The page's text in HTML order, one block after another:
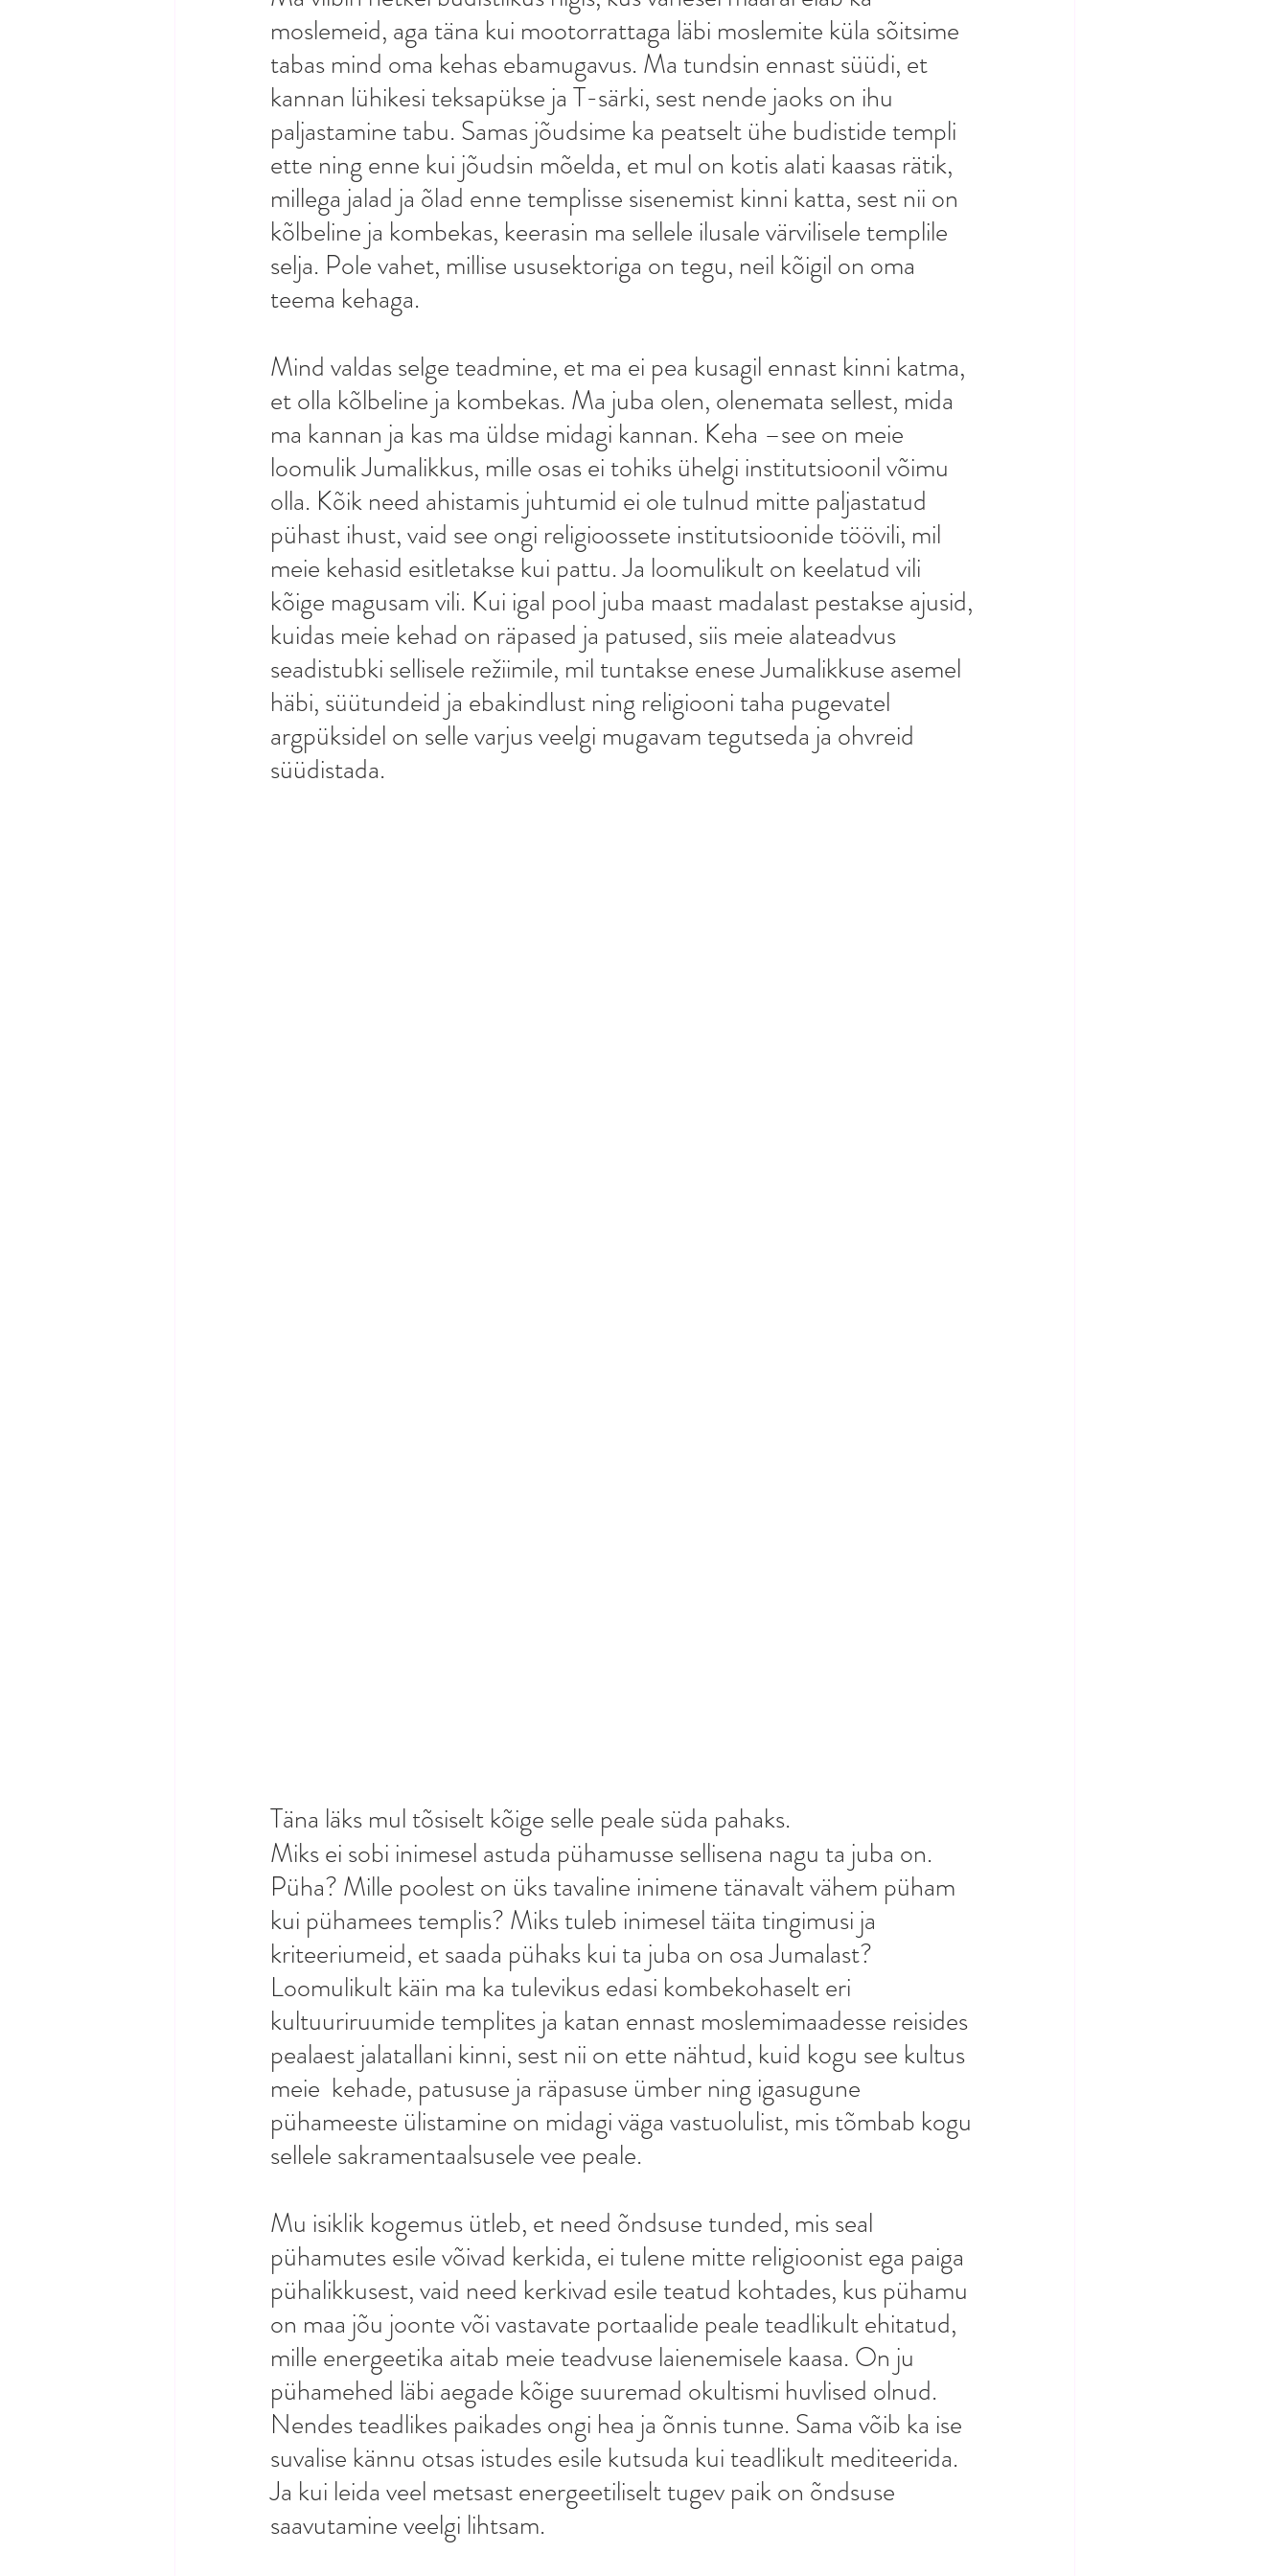
moslemeid, aga täna kui mootorrattaga läbi moslemite küla sõitsime
tabas mind oma kehas ebamugavus. Ma tundsin ennast süüdi, et
kannan lühikesi teksapükse ja T-särki, sest nende jaoks on ihu
paljastamine tabu. Samas jõudsime ka peatselt ühe budistide templi
ette ning enne kui jõudsin mõelda, et mul on kotis alati kaasas rätik,
millega jalad ja õlad enne templisse sisenemist kinni katta, sest nii on
kõlbeline ja kombekas, keerasin ma sellele ilusale värvilisele templile
selja. Pole vahet, millise ususektoriga on tegu, neil kõigil on oma
teema kehaga.
Mind valdas selge teadmine, et ma ei pea kusagil ennast kinni katma,
et olla kõlbeline ja kombekas. Ma juba olen, olenemata sellest, mida
ma kannan ja kas ma üldse midagi kannan. Keha –see on meie
loomulik Jumalikkus, mille osas ei tohiks ühelgi institutsioonil võimu
olla. Kõik need ahistamis juhtumid ei ole tulnud mitte paljastatud
pühast ihust, vaid see ongi religioossete institutsioonide töövili, mil
meie kehasid esitletakse kui pattu. Ja loomulikult on keelatud vili
kõige magusam vili. Kui igal pool juba maast madalast pestakse ajusid,
kuidas meie kehad on räpased ja patused, siis meie alateadvus
seadistubki sellisele režiimile, mil tuntakse enese Jumalikkuse asemel
häbi, süütundeid ja ebakindlust ning religiooni taha pugevatel
argpüksidel on selle varjus veelgi mugavam tegutseda ja ohvreid
süüdistada.
Täna läks mul tõsiselt kõige selle peale süda pahaks.
Miks ei sobi inimesel astuda pühamusse sellisena nagu ta juba on.
Püha? Mille poolest on üks tavaline inimene tänavalt vähem püham
kui pühamees templis? Miks tuleb inimesel täita tingimusi ja
kriteeriumeid, et saada pühaks kui ta juba on osa Jumalast?
Loomulikult käin ma ka tulevikus edasi kombekohaselt eri
kultuuriruumide templites ja katan ennast moslemimaadesse reisides
pealaest jalatallani kinni, sest nii on ette nähtud, kuid kogu see kultus
meie  kehade, patususe ja räpasuse ümber ning igasugune
pühameeste ülistamine on midagi väga vastuolulist, mis tõmbab kogu
sellele sakramentaalsusele vee peale.
Mu isiklik kogemus ütleb, et need õndsuse tunded, mis seal
pühamutes esile võivad kerkida, ei tulene mitte religioonist ega paiga
pühalikkusest, vaid need kerkivad esile teatud kohtades, kus pühamu
on maa jõu joonte või vastavate portaalide peale teadlikult ehitatud,
mille energeetika aitab meie teadvuse laienemisele kaasa. On ju
pühamehed läbi aegade kõige suuremad okultismi huvlised olnud.
Nendes teadlikes paikades ongi hea ja õnnis tunne. Sama võib ka ise
suvalise kännu otsas istudes esile kutsuda kui teadlikult mediteerida.
Ja kui leida veel metsast energeetiliselt tugev paik on õndsuse
saavutamine veelgi lihtsam.